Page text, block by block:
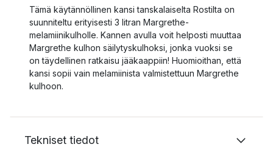
Tämä käytännöllinen kansi tanskalaiselta Rostilta on
suunniteltu erityisesti 3 litran Margrethe-
melamiinikulholle. Kannen avulla voit helposti muuttaa
Margrethe kulhon säilytyskulhoksi, jonka vuoksi se
on täydellinen ratkaisu jääkaappiin! Huomioithan, että
kansi sopii vain melamiinista valmistettuun Margrethe
kulhoon.
Tekniset tiedot